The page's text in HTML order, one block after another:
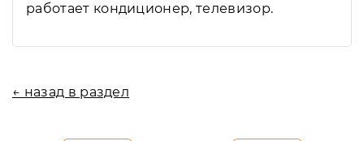
работает кондиционер, телевизор.
← назад в раздел